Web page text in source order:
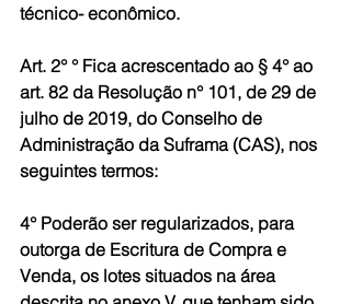
técnico- econômico.
Art. 2° ° Fica acrescentado ao § 4° ao
art. 82 da Resolução n° 101, de 29 de
julho de 2019, do Conselho de
Administração da Suframa (CAS), nos
seguintes termos:
4° Poderão ser regularizados, para
outorga de Escritura de Compra e
Venda, os lotes situados na área